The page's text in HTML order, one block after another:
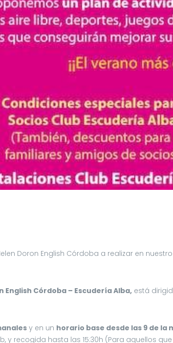
Doron English Córdoba a realizar en
English Córdoba – Escudería Alba, está
y en un horario base desde las 9 de la
y recogida hasta las 15:30h (Para aquellos